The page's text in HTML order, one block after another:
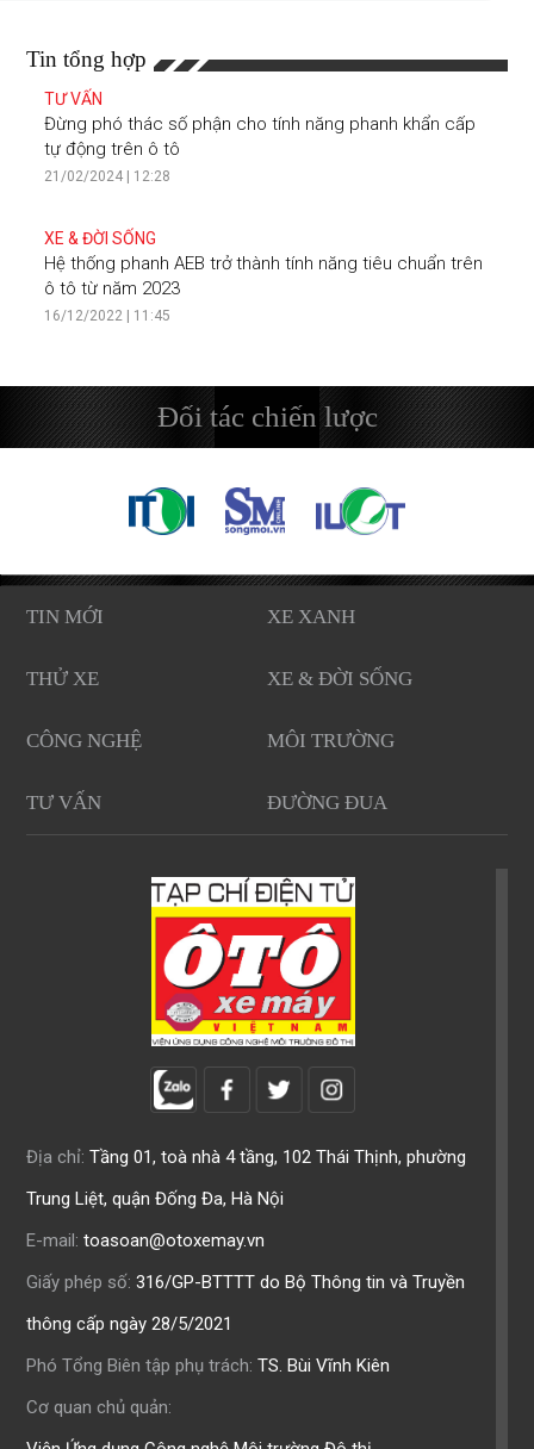
Tin tổng hợp
TƯ VẤN
Đừng phó thác số phận cho tính năng phanh khẩn cấp
tự động trên ô tô
21/02/2024 | 12:28
XE & ĐỜI SỐNG
Hệ thống phanh AEB trở thành tính năng tiêu chuẩn trên
ô tô từ năm 2023
16/12/2022 | 11:45
Đối tác chiến lược
TIN MỚI XE XANH
THỬ XE XE & ĐỜI SỐNG
CÔNG NGHỆ MÔI TRƯỜNG
TƯ VẤN ĐƯỜNG ĐUA
Địa chỉ: Tầng 01, toà nhà 4 tầng, 102 Thái Thịnh, phường
Trung Liệt, quận Đống Đa, Hà Nội
E-mail: toasoan@otoxemay.vn
Giấy phép số: 316/GP-BTTTT do Bộ Thông tin và Truyền
thông cấp ngày 28/5/2021
Phó Tổng Biên tập phụ trách: TS. Bùi Vĩnh Kiên
Cơ quan chủ quản: